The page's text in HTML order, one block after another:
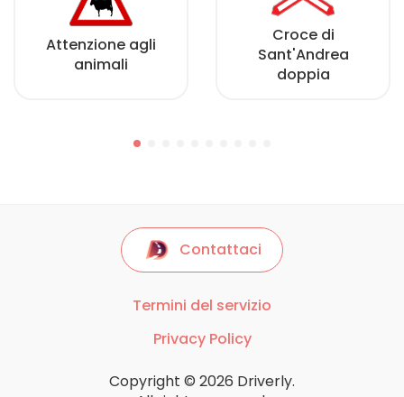
Attenzione agli
animali
Croce di
Sant'Andrea
doppia
Contattaci
Termini del servizio
Privacy Policy
Copyright © 2026 Driverly.